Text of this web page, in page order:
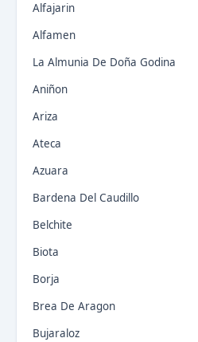
Alfajarin
Alfamen
La Almunia De Doña Godina
Aniñon
Ariza
Ateca
Azuara
Bardena Del Caudillo
Belchite
Biota
Borja
Brea De Aragon
Bujaraloz